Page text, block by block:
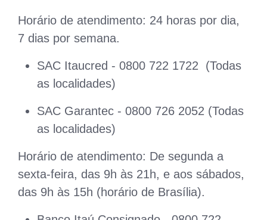
Horário de atendimento: 24 horas por dia,
7 dias por semana.
SAC Itaucred - 0800 722 1722 (Todas
as localidades)
SAC Garantec - 0800 726 2052 (Todas
as localidades)
Horário de atendimento: De segunda a
sexta-feira, das 9h às 21h, e aos sábados,
das 9h às 15h (horário de Brasília).